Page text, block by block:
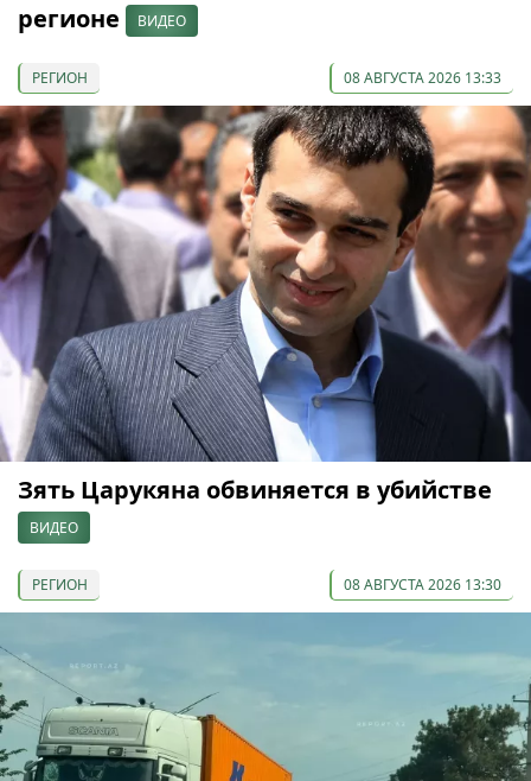
регионе
ВИДЕО
РЕГИОН 08 АВГУСТА 2026 13:33
Зять Царукяна обвиняется в убийстве
ВИДЕО
РЕГИОН 08 АВГУСТА 2026 13:30